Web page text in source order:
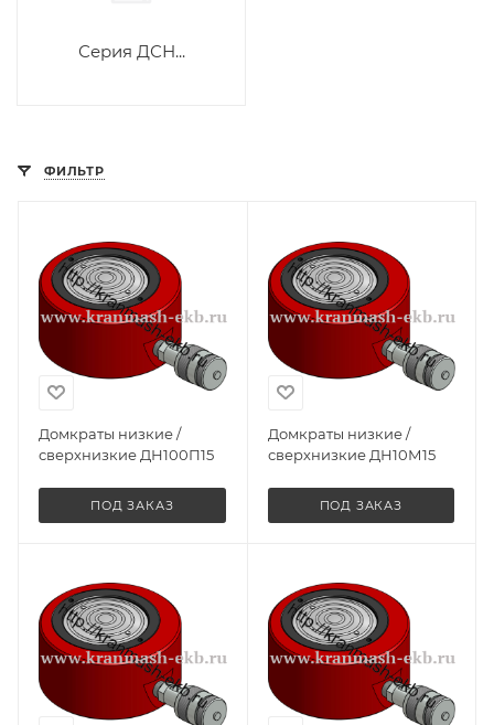
Серия ДСН...
ФИЛЬТР
Домкраты низкие /
сверхнизкие ДН100П15
ПОД ЗАКАЗ
Домкраты низкие /
сверхнизкие ДН10М15
ПОД ЗАКАЗ